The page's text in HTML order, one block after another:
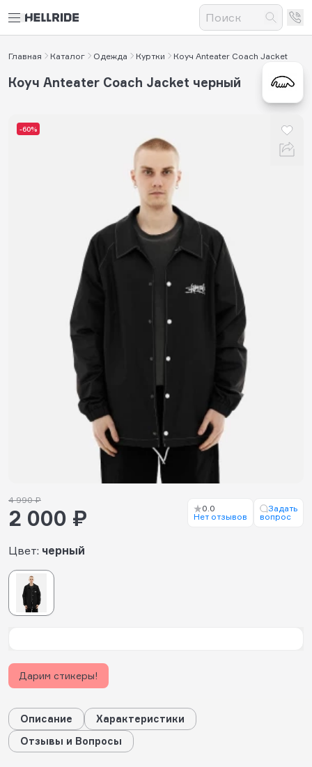
Главная Каталог Одежда Куртки Коуч Anteater Coach Jacket
-60%
Коуч Anteater Coach Jacket черный
Цвет: черный
4 990 ₽
2 000 ₽
0.0
Нет отзывов
Задать
вопрос
Дарим стикеры!
Описание
Характеристики
Отзывы и Вопросы